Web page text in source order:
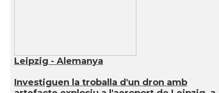
Leipzig - Alemanya
Investiguen la troballa d'un dron amb